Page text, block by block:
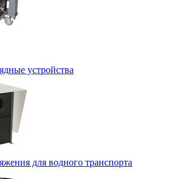
устройства
для водного транспорта